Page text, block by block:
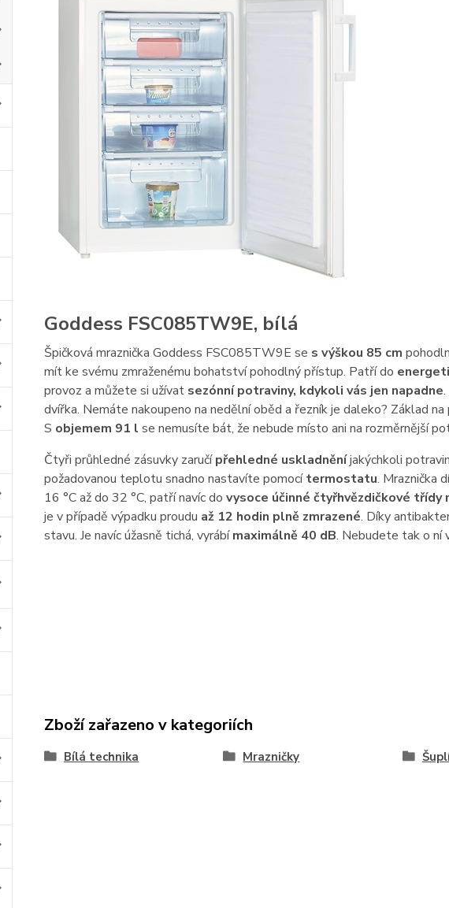
Goddess FSC085TW9E, bílá
Špičková mraznička Goddess FSC085TW9E se s výškou 85 cm
mít ke svému zmraženému bohatství pohodlný přístup. Patří do
provoz a můžete si užívat sezónní potraviny, kdykoli vás jen napadne
dvířka. Nemáte nakoupeno na nedělní oběd a řezník je daleko? Základ
S objemem 91 l se nemusíte bát, že nebude místo ani na rozměrnější
Čtyři průhledné zásuvky zaručípřehledné uskladněníjakýchkoli
požadovanou teplotu snadno nastavíte pomocítermostatu. Mraznička
16 °C až do 32 °C, patří navíc do vysoce účinné čtyřhvězdičkové třídy
je v případě výpadku proudu až 12 hodin plně zmrazené. Díky
stavu. Je navíc úžasně tichá, vyrábímaximálně 40 dB. Nebudete tak o ní
Zboží zařazeno v kategoriích
Bílá technika Mrazničky